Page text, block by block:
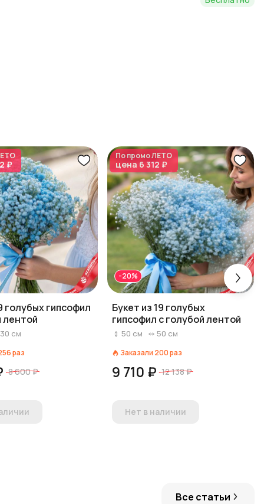
₽
голубых гипсофил
лентой
30 см
раз
8 600 ₽
По промоЛЕТО
цена 6 312 ₽
-20%
Букет из 19 голубых
гипсофил с голубой лентой
50 см 50 см
Заказали 200раз
9 710 ₽ 12 138 ₽
Нет в наличии
Все статьи